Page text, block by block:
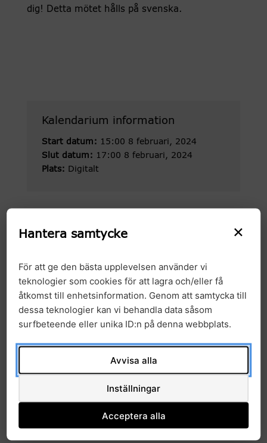
dig! Detta mötet hålls på svenska.
Kalendarium information
Start datum: 15:00 8 februari, 2024
Slut datum: 17:00 8 februari, 2024
Plats: Digitalt
Arkiv
2025
2024
2023
×
Hantera samtycke
För att ge den bästa upplevelsen använder vi
teknologier som cookies för att lagra och/eller få
åtkomst till enhetsinformation. Genom att samtycka till
dessa teknologier kan vi behandla data såsom
surfbeteende eller unika ID:n på denna webbplats.
Avvisa alla
Inställningar
Acceptera alla